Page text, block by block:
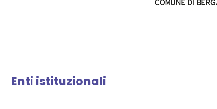
Enti istituzionali